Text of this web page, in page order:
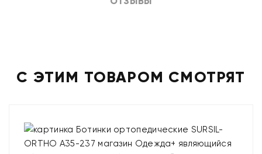
С ЭТИМ ТОВАРОМ СМОТРЯТ